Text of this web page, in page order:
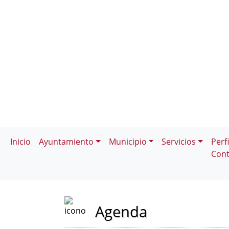
Inicio Ayuntamiento Municipio Servicios
Agenda